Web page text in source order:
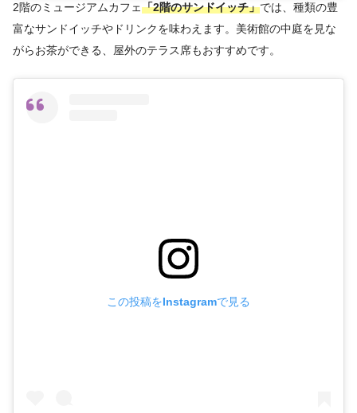
2階のミュージアムカフェ「2階のサンドイッチ」では、種類の豊
富なサンドイッチやドリンクを味わえます。美術館の中庭を見な
がらお茶ができる、屋外のテラス席もおすすめです。
この投稿をInstagramで見る